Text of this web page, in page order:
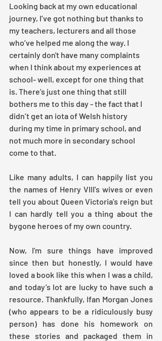
Looking back at my own educational
journey, I’ve got nothing but thanks to
my teachers, lecturers and all those
who’ve helped me along the way. I
certainly don't have many complaints
when I think about my experiences at
school- well, except for one thing that
is. There’s just one thing that still
bothers me to this day - the fact that I
didn’t get an iota of Welsh history
during my time in primary school, and
not much more in secondary school
come to that.
Like many adults, I can happily list you
the names of Henry VIII's wives or even
tell you about Queen Victoria’s reign but
I can hardly tell you a thing about the
bygone heroes of my own country.
Now, I'm sure things have improved
since then but honestly, I would have
loved a book like this when I was a child,
and today’s lot are lucky to have such a
resource. Thankfully, Ifan Morgan Jones
(who appears to be a ridiculously busy
person) has done his homework on
these stories and packaged them in